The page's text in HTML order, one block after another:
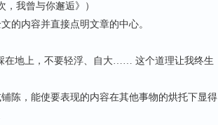
我曾与你邂逅》）
内容并直接点明文章的中心。
地上，不要轻浮、自大…… 这个道理让我终生
，能使要表现的内容在其他事物的烘托下显得